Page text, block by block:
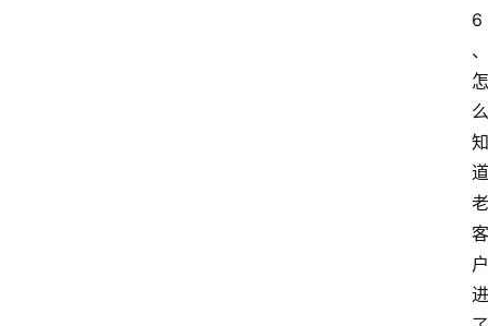
6
、
怎
么
知
道
老
客
户
进